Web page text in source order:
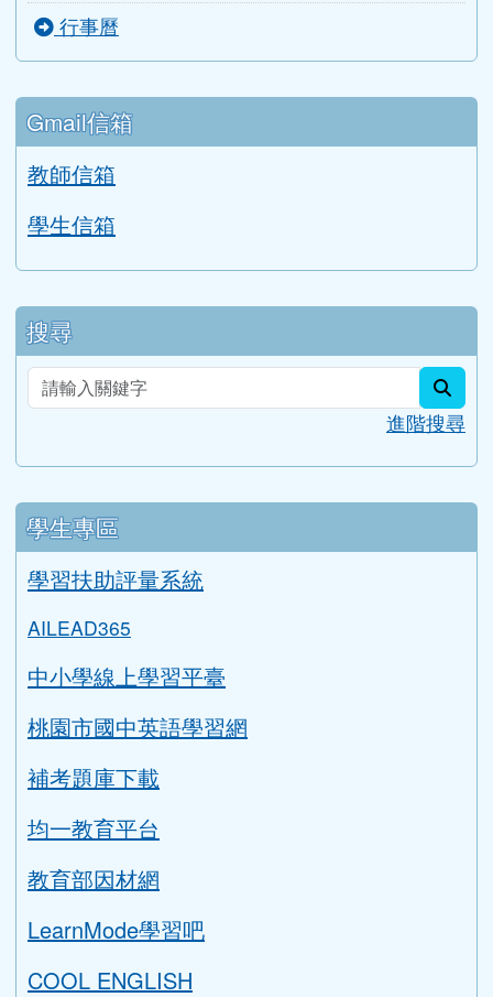
行事曆
Gmail信箱
教師信箱
學生信箱
搜尋
進階搜尋
學生專區
學習扶助評量系統
AILEAD365
中小學線上學習平臺
桃園市國中英語學習網
補考題庫下載
均一教育平台
教育部因材網
LearnMode學習吧
COOL ENGLISH